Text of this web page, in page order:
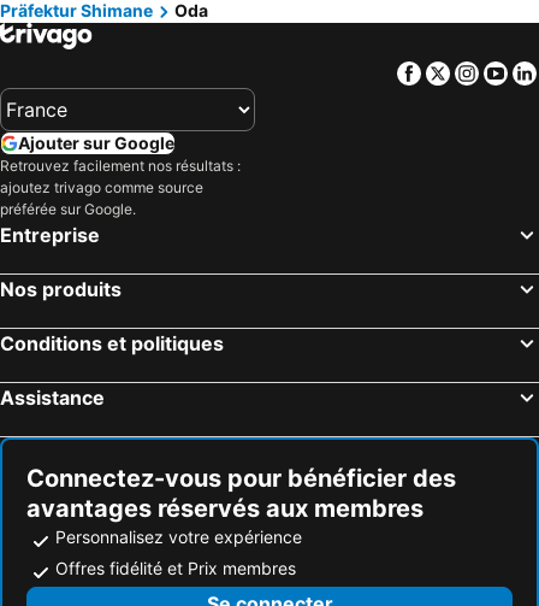
Sera, Chugoku Hôtels
Hiezu, Chugoku Hôtels
Jinsekikogen, Chugoku Hôtels
Hiroshima, Chugoku Hôtels
Okayama, Chugoku Hôtels
Onomichi, Chugoku Hôtels
Izumo, Chugoku Hôtels
Kurashiki, Chugoku Hôtels
Fukuyama, Chugoku Hôtels
Sapporo, Hokkaido Hôtels
Hakuba, Chubu und Hokuriku Hôtels
Nagoya, Chubu und Hokuriku Hôtels
Präfektur Shimane
Oda
Facebook
Twitter
Ajouter sur Google
Retrouvez facilement nos résultats :
ajoutez trivago comme source
préférée sur Google.
Entreprise
Nos produits
Conditions et politiques
Assistance
Connectez-vous pour bénéficier des
avantages réservés aux membres
Personnalisez votre expérience
Offres fidélité et Prix membres